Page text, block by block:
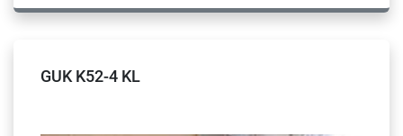
GUK K52-4 KL